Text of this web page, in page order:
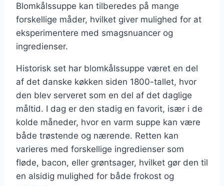
Blomkålssuppe kan tilberedes på mange
forskellige måder, hvilket giver mulighed for at
eksperimentere med smagsnuancer og
ingredienser.
Historisk set har blomkålssuppe været en del
af det danske køkken siden 1800-tallet, hvor
den blev serveret som en del af det daglige
måltid. I dag er den stadig en favorit, især i de
kolde måneder, hvor en varm suppe kan være
både trøstende og nærende. Retten kan
varieres med forskellige ingredienser som
fløde, bacon, eller grøntsager, hvilket gør den til
en alsidig mulighed for både frokost og